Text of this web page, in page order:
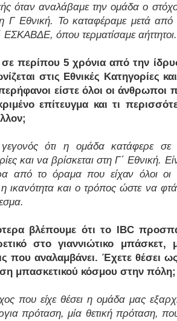
όταν αναλάβαμε την ομάδα ο
Γ Εθνική. Το καταφέραμε μετά
ΕΣΚΑΒΔΕ, όπου τερματίσαμε αήττητοι.
περίπου 5 χρόνια από την
στις Εθνικές Κατηγορίες
είστε όλοι οι άνθρωποι
επίτευγμα και τι
γεγονός ότι η ομάδα κατάφερε σε
και να βρίσκεται στη Γ΄ Εθνική.
από το όραμα που είχαν όλοι
η ικανότητα και ο τρόπος ώστε να
βλέπουμε ότι το IBC
στο γιαννιώτικο μπάσκετ,
που αναλαμβάνει. Έχετε θέσει
μπασκετικού κόσμου στην
που είχε θέσει η ομάδα μας
πρόταση, μία θετική πρόταση,